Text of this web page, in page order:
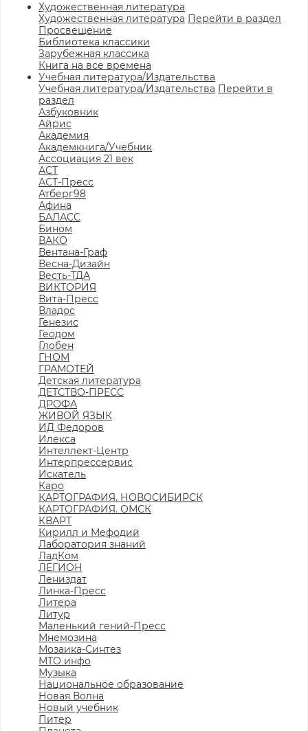
Художественная литература
Художественная литература Перейти в раздел
Просвещение
Библиотека классики
Зарубежная классика
Книга на все времена
Учебная литература/Издательства
Учебная литература/Издательства Перейти в
раздел
Азбуковник
Айрис
Академия
Академкнига/Учебник
Ассоциация 21 век
АСТ
АСТ-Пресс
Атберг98
Афина
БАЛАСС
Бином
ВАКО
Вентана-Граф
Весна-Дизайн
Весть-ТДА
ВИКТОРИЯ
Вита-Пресс
Владос
Генезис
Геодом
Глобен
ГНОМ
ГРАМОТЕЙ
Детская литература
ДЕТСТВО-ПРЕСС
ДРОФА
ЖИВОЙ ЯЗЫК
ИД Федоров
Илекса
Интеллект-Центр
Интерпрессервис
Искатель
Каро
КАРТОГРАФИЯ. НОВОСИБИРСК
КАРТОГРАФИЯ. ОМСК
КВАРТ
Кирилл и Мефодий
Лаборатория знаний
ЛадКом
ЛЕГИОН
Лениздат
Линка-Пресс
Литера
Литур
Маленький гений-Пресс
Мнемозина
Мозаика-Синтез
МТО инфо
Музыка
Национальное образование
Новая Волна
Новый учебник
Питер